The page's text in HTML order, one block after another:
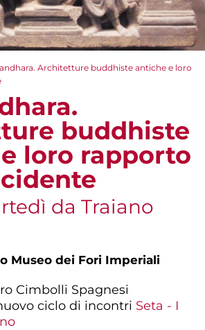
Architetture buddhiste antiche e loro
buddhiste
loro rapporto
da Traiano
Museo dei Fori Imperiali
Cimbolli Spagnesi
ciclo di incontri Seta - I